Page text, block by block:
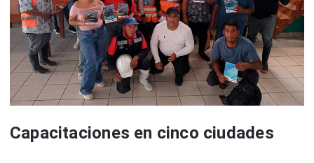
Capacitaciones en cinco ciudades